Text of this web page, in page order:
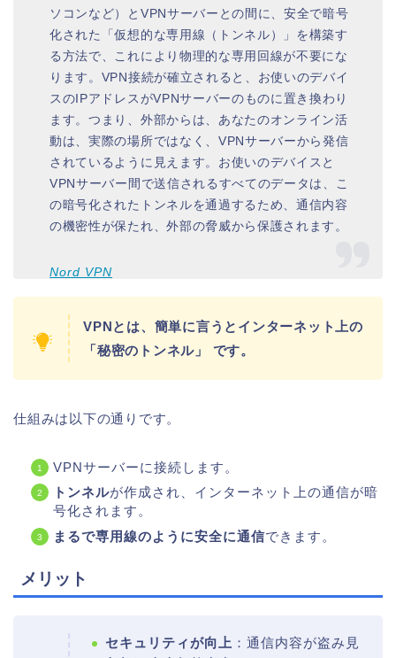
ソコンなど）とVPNサーバーとの間に、安全で暗号
化された「仮想的な専用線（トンネル）」を構築す
る方法で、これにより物理的な専用回線が不要にな
ります。VPN接続が確立されると、お使いのデバイ
スのIPアドレスがVPNサーバーのものに置き換わり
ます。つまり、外部からは、あなたのオンライン活
動は、実際の場所ではなく、VPNサーバーから発信
されているように見えます。お使いのデバイスと
VPNサーバー間で送信されるすべてのデータは、こ
の暗号化されたトンネルを通過するため、通信内容
の機密性が保たれ、外部の脅威から保護されます。
Nord VPN
VPNとは、簡単に言うとインターネット上の
「秘密のトンネル」 です。
仕組みは以下の通りです。
VPNサーバーに接続します。
トンネルが作成され、インターネット上の通信が暗
号化されます。
まるで専用線のように安全に通信できます。
メリット
セキュリティが向上 ：通信内容が盗み見